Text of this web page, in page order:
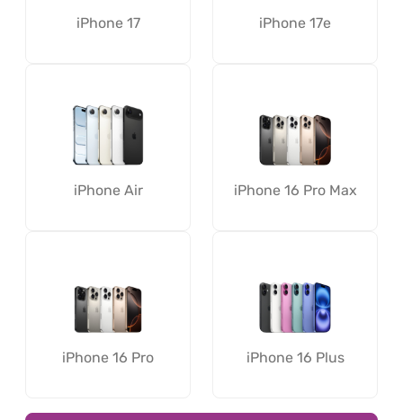
iPhone 17 iPhone 17e
iPhone Air iPhone 16 Pro Max
iPhone 16 Pro iPhone 16 Plus